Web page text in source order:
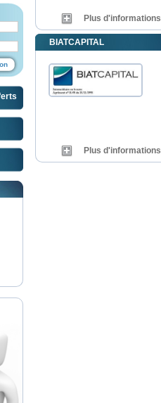
Plus d'informations
BIATCAPITAL
Plus d'informations